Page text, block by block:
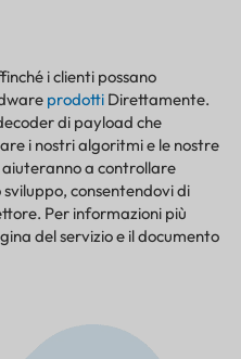
i clienti possano
prodotti Direttamente.
di payload che
i nostri algoritmi e le nostre
a controllare
consentendovi di
Per informazioni più
del servizio e il documento